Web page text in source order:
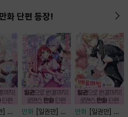
화 단편 등장!
] 죽
만화
[일권만] 기
만화
[일권만] 매